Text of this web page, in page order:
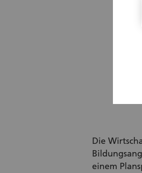
Die
einem